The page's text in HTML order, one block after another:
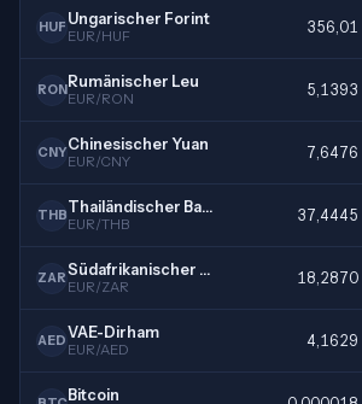
HUF Ungarischer Forint
EUR/HUF 356,01
RONRumänischer Leu
EUR/RON 5,1393
CNYChinesischer Yuan
EUR/CNY 7,6476
THB Thailändischer Baht
EUR/THB 37,4445
ZAR Südafrikanischer Rand
EUR/ZAR 18,2870
AEDVAE-Dirham
EUR/AED 4,1629
Bitcoin